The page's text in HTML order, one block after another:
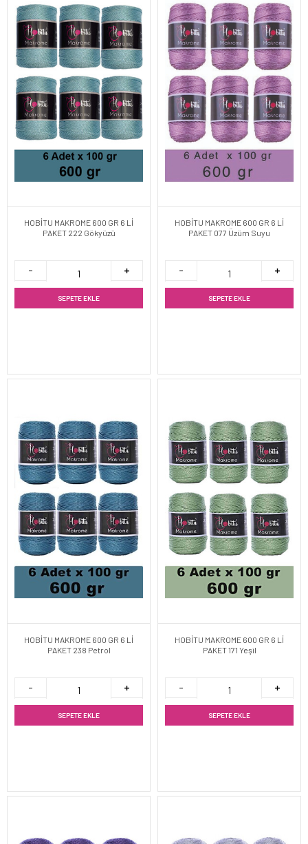
HOBİTU MAKROME 600 GR 6 Lİ
PAKET 222 Gökyüzü
SEPETE EKLE
HOBİTU MAKROME 600 GR 6 Lİ
PAKET 077 Üzüm Suyu
SEPETE EKLE
HOBİTU MAKROME 600 GR 6 Lİ
PAKET 238 Petrol
SEPETE EKLE
HOBİTU MAKROME 600 GR 6 Lİ
PAKET 171 Yeşil
SEPETE EKLE